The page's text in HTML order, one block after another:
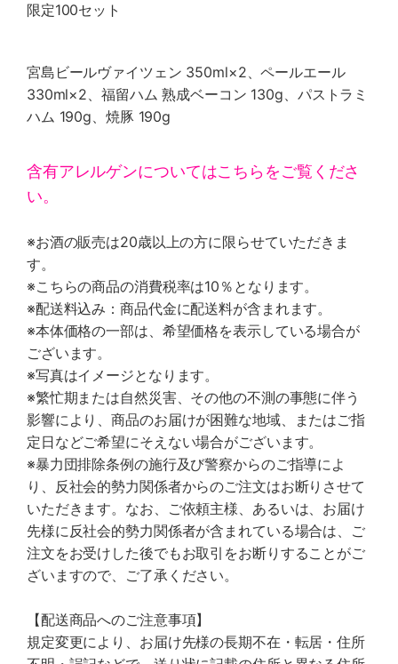
限定100セット
宮島ビールヴァイツェン 350ml×2、ペールエール
330ml×2、福留ハム 熟成ベーコン 130g、パストラミ
ハム 190g、焼豚 190g
含有アレルゲンについてはこちらをご覧くださ
い。
※お酒の販売は20歳以上の方に限らせていただきま
す。
※こちらの商品の消費税率は10％となります。
※配送料込み：商品代金に配送料が含まれます。
※本体価格の一部は、希望価格を表示している場合が
ございます。
※写真はイメージとなります。
※繁忙期または自然災害、その他の不測の事態に伴う
影響により、商品のお届けが困難な地域、またはご指
定日などご希望にそえない場合がございます。
※暴力団排除条例の施行及び警察からのご指導によ
り、反社会的勢力関係者からのご注文はお断りさせて
いただきます。なお、ご依頼主様、あるいは、お届け
先様に反社会的勢力関係者が含まれている場合は、ご
注文をお受けした後でもお取引をお断りすることがご
ざいますので、ご了承ください。
【配送商品へのご注意事項】
規定変更により、お届け先様の長期不在・転居・住所